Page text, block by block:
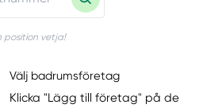
position vetja!
Välj badrumsföretag
Klicka "Lägg till företag" på de